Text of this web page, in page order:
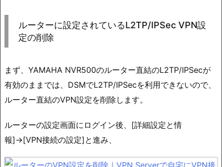
ルーターに設定されているL2TP/IPSec VPN設
定の削除
まず、YAMAHA NVR500のルーター直結のL2TP/IPSecが
有効のままでは、DSMでL2TP/IPSecを利用できないので、
ルーター直結のVPN設定を削除します。
ルーターの設定画面にログイン後、[詳細設定と情
報]→[VPN接続の設定]と進み、